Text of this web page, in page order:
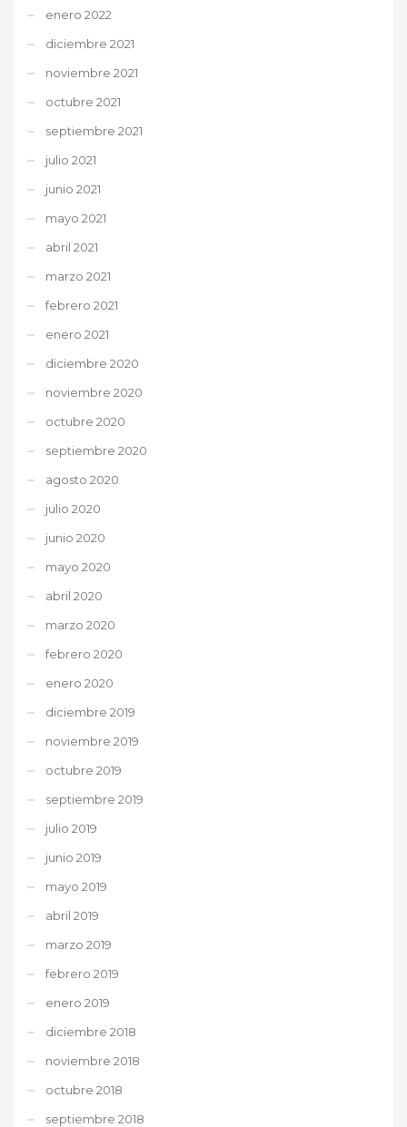
enero 2022
diciembre 2021
noviembre 2021
octubre 2021
septiembre 2021
julio 2021
junio 2021
mayo 2021
abril 2021
marzo 2021
febrero 2021
enero 2021
diciembre 2020
noviembre 2020
octubre 2020
septiembre 2020
agosto 2020
julio 2020
junio 2020
mayo 2020
abril 2020
marzo 2020
febrero 2020
enero 2020
diciembre 2019
noviembre 2019
octubre 2019
septiembre 2019
julio 2019
junio 2019
mayo 2019
abril 2019
marzo 2019
febrero 2019
enero 2019
diciembre 2018
noviembre 2018
octubre 2018
septiembre 2018